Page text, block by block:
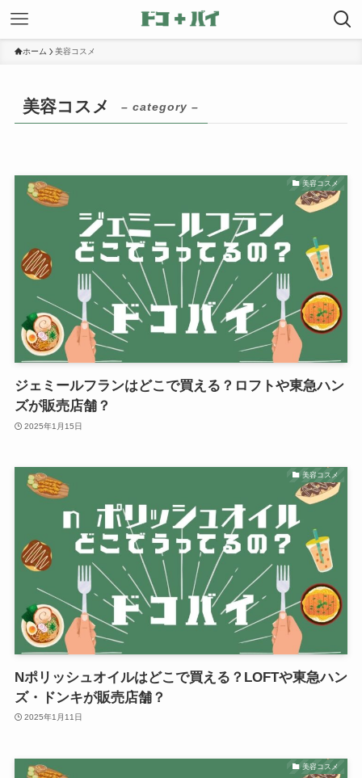
ホーム 美容コスメ
美容コスメ – category –
美容コスメ
ジェミールフランはどこで買える？ロフトや東急ハン
ズが販売店舗？
2025年1月15日
美容コスメ
Nポリッシュオイルはどこで買える？LOFTや東急ハン
ズ・ドンキが販売店舗？
2025年1月11日
美容コスメ